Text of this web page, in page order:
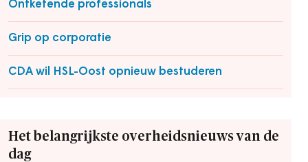
Ontketende professionals
Grip op corporatie
CDA wil HSL-Oost opnieuw bestuderen
Het belangrijkste overheidsnieuws van de
dag